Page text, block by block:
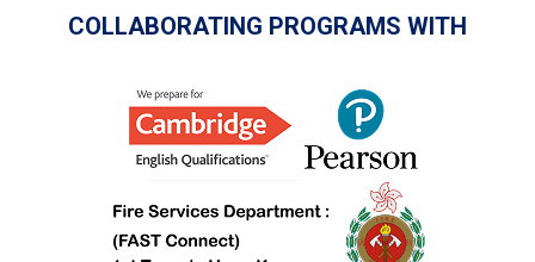
COLLABORATING PROGRAMS WITH